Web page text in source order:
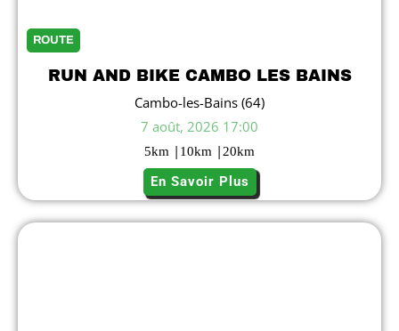
ROUTE
RUN AND BIKE CAMBO LES BAINS
Cambo-les-Bains (64)
7 août, 2026 17:00
5km | 10km | 20km
En Savoir Plus